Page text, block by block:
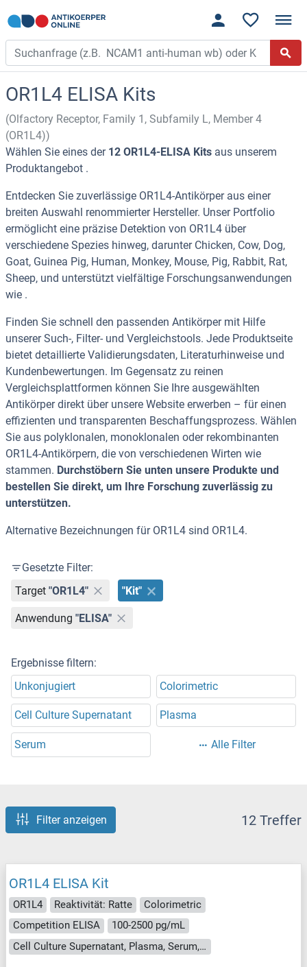
OR1L4 ELISA Kits
(Olfactory Receptor, Family 1, Subfamily L, Member 4
(OR1L4))
Wählen Sie eines der 12 OR1L4-ELISA Kits aus unserem
Produktangebot .
Entdecken Sie zuverlässige OR1L4-Antikörper aus einer
breiten Auswahl renommierter Hersteller. Unser Portfolio
ermöglicht eine präzise Detektion von OR1L4 über
verschiedene Spezies hinweg, darunter Chicken, Cow, Dog,
Goat, Guinea Pig, Human, Monkey, Mouse, Pig, Rabbit, Rat,
Sheep, und unterstützt vielfältige Forschungsanwendungen
wie .
Finden Sie schnell den passenden Antikörper mit Hilfe
unserer Such-, Filter- und Vergleichstools. Jede Produktseite
bietet detaillierte Validierungsdaten, Literaturhinweise und
Kundenbewertungen. Im Gegensatz zu reinen
Vergleichsplattformen können Sie Ihre ausgewählten
Antikörper direkt über unsere Website erwerben – für einen
effizienten und transparenten Beschaffungsprozess. Wählen
Sie aus polyklonalen, monoklonalen oder rekombinanten
OR1L4-Antikörpern, die von verschiedenen Wirten wie
stammen. Durchstöbern Sie unten unsere Produkte und
bestellen Sie direkt, um Ihre Forschung zuverlässig zu
unterstützen.
Alternative Bezeichnungen für OR1L4 sind OR1L4.
Gesetzte Filter:
Target "OR1L4" "Kit"
Anwendung "ELISA"
Ergebnisse filtern:
Unkonjugiert
Colorimetric
Cell Culture Supernatant Plasma
Serum Alle Filter
Filter anzeigen 12 Treffer
OR1L4 ELISA Kit
OR1L4 Reaktivität: Ratte
Colorimetric
Competition ELISA
100-2500 pg/mL
Cell Culture Supernatant, Plasma, Serum, Tissue Homogenate